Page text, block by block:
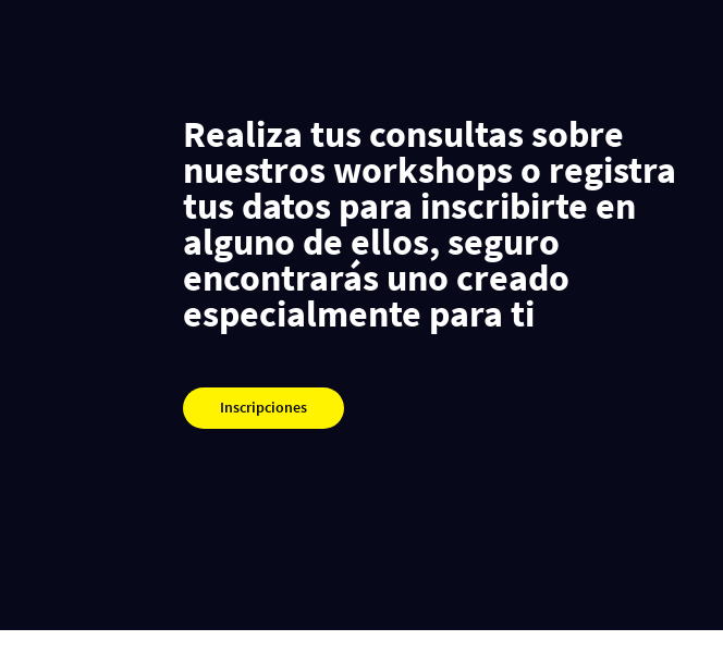
Realiza tus consultas sobre
nuestros workshops o registra
tus datos para inscribirte en
alguno de ellos, seguro
encontrarás uno creado
especialmente para ti
Inscripciones